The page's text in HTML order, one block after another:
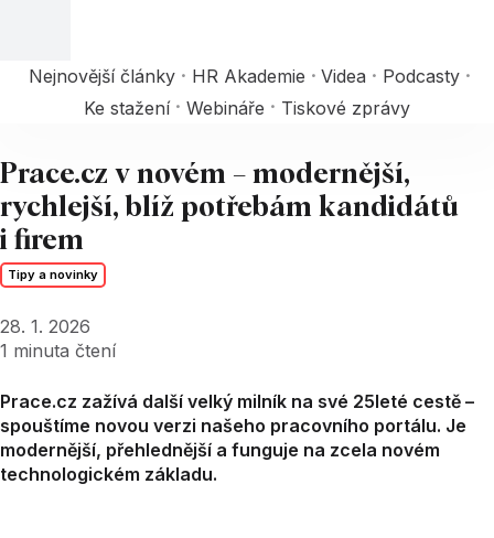
Nejnovější články HR Akademie Videa
Podcasty
Ke stažení
Webináře Tiskové zprávy
Prace.cz v novém – modernější,
rychlejší, blíž potřebám kandidátů
i firem
Tipy a novinky
28. 1. 2026
1 minuta čtení
Prace.cz zažívá další velký milník na své 25leté cestě –
spouštíme novou verzi našeho pracovního portálu. Je
modernější, přehlednější a funguje na zcela novém
technologickém základu.